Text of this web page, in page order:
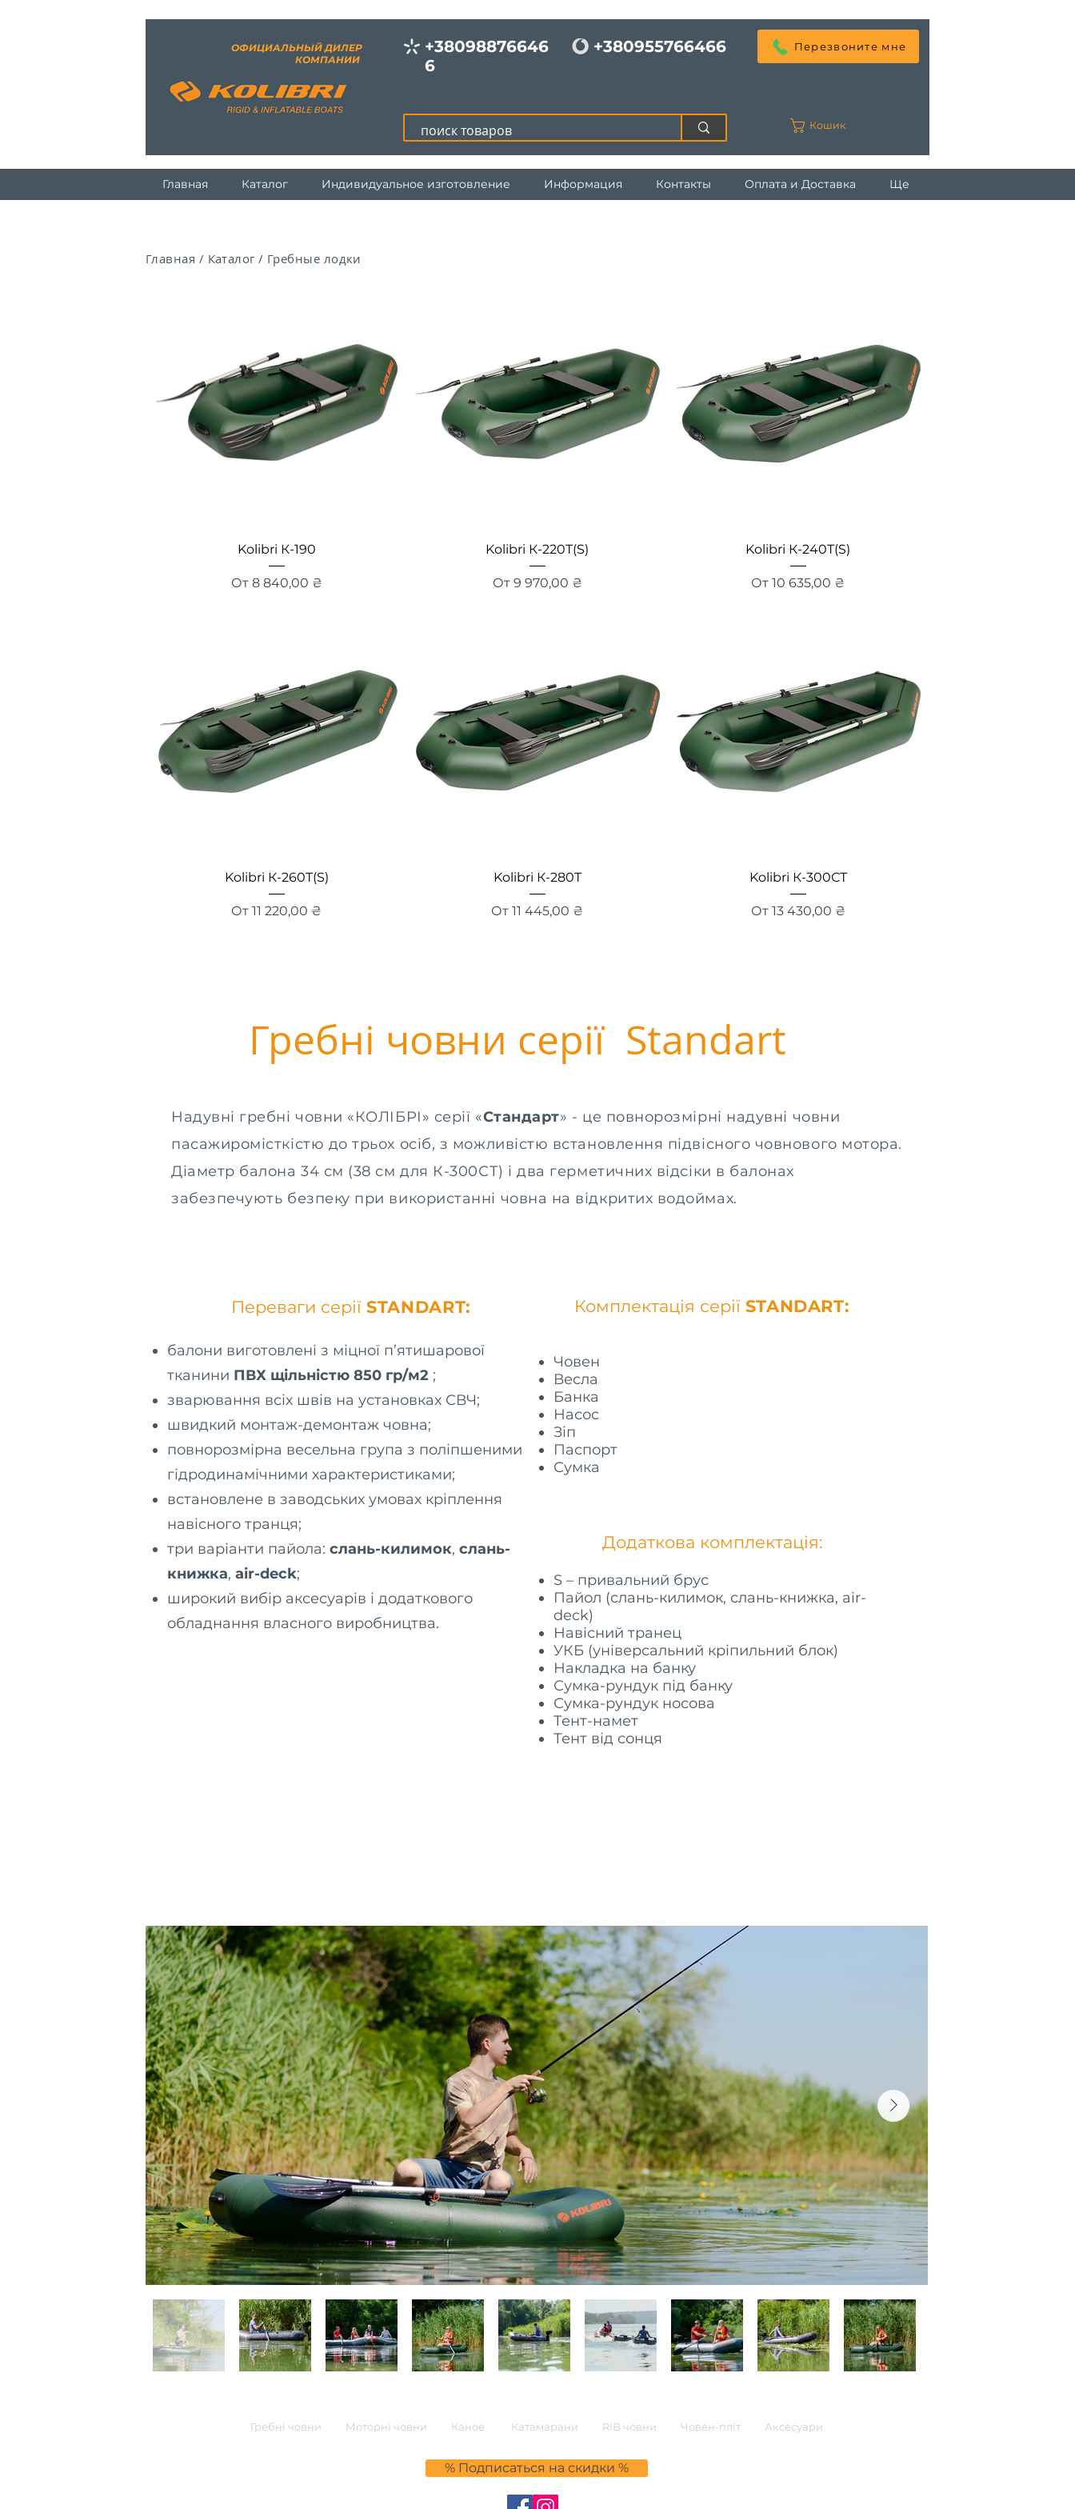
+38098876646
6
+380955766466 Перезвоните мне
Кошик
ОФИЦИАЛЬНЫЙ ДИЛЕР
КОМПАНИИ
Главная Каталог Индивидуальное изготовление Информация Контакты Оплата и Доставка Ще
Главная / Каталог / Гребные лодки
Быстрый просмотр
Kolibri К-190
От 8 840,00 ₴
Цена со скидкой
Быстрый просмотр
Kolibri К-220Т(S)
От 9 970,00 ₴
Цена со скидкой
Быстрый просмотр
Kolibri К-240T(S)
От10 635,00 ₴
Цена со скидкой
Быстрый просмотр
Kolibri К-260Т(S)
От11 220,00 ₴
Цена со скидкой
Быстрый просмотр
Kolibri К-280Т
От11 445,00 ₴
Цена со скидкой
Быстрый просмотр
Kolibri К-300СТ
От 13 430,00 ₴
Цена со скидкой
Гребні човни серії Standart
Надувні гребні човни «КОЛІБРІ» серії «Стандарт» - це повнорозмірні надувні човни
пасажиромісткістю до трьох осіб, з можливістю встановлення підвісного човнового мотора.
Діаметр балона 34 см (38 см для К-300СТ) і два герметичних відсіки в балонах
забезпечують безпеку при використанні човна на відкритих водоймах.
Переваги серіїSTANDART:
балони виготовлені з міцної п’ятишарової
тканини ПВХ щільністю 850 гр/м2 ;
зварювання всіх швів на установках СВЧ;
швидкий монтаж-демонтаж човна;
повнорозмірна весельна група з поліпшеними
гідродинамічними характеристиками;
встановлене в заводських умовах кріплення
навісного транця;
три варіанти пайола: слань-килимок, слань-
книжка, air-deck;
широкий вибір аксесуарів і додаткового
обладнання власного виробництва.
Комплектація серії STANDART:
Човен
Весла
Банка
Насос
Зіп
Паспорт
Сумка
Додаткова комплектація:
S – привальний брус
Пайол (слань-килимок, слань-книжка, air-
deck)
Навісний транец
УКБ (універсальний кріпильний блок)
Накладка на банку
Сумка-рундук під банку
Сумка-рундук носова
Тент-намет
Тент від сонця
Гребні човни Моторні човни Каное Катамарани RIB човни Човен-пліт Аксесуари
% Подписаться на скидки %